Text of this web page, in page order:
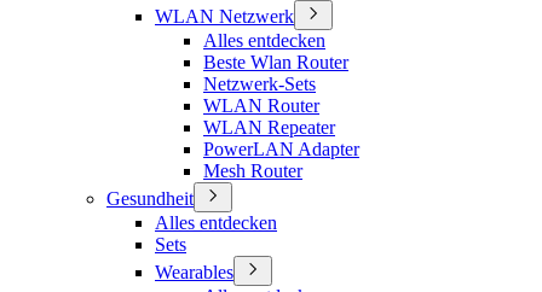
WLAN Netzwerk
Alles entdecken
Beste Wlan Router
Netzwerk-Sets
WLAN Router
WLAN Repeater
PowerLAN Adapter
Mesh Router
Gesundheit
Alles entdecken
Sets
Wearables